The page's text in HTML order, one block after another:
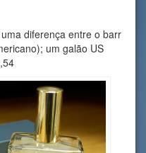
diferença entre o barr
um galão US